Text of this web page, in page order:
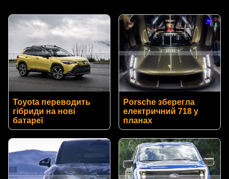
Toyota переводить
гібриди на нові
батареї
Porsche зберегла
електричний 718 у
планах